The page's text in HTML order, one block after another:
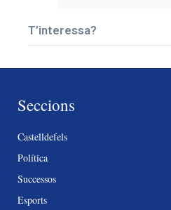
T’interessa?
Seccions
Castelldefels
Política
Successos
Esports